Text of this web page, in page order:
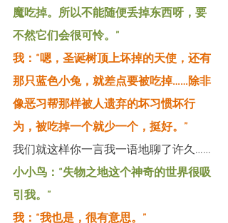
魔吃掉。所以不能随便丢掉东西呀，要
不然它们会很可怜。”
我：“嗯，圣诞树顶上坏掉的天使，还有
那只蓝色小兔，就差点要被吃掉……除非
像恶习帮那样被人遗弃的坏习惯坏行
为，被吃掉一个就少一个，挺好。”
我们就这样你一言我一语地聊了许久……
小小鸟：“失物之地这个神奇的世界很吸
引我。”
我：“我也是，很有意思。”